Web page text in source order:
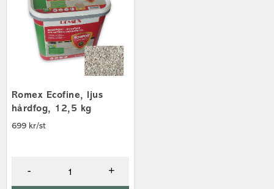
Romex Ecofine, ljus
hårdfog, 12,5 kg
699 kr/st
- +